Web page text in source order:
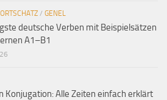
/ GENEL
deutsche Verben mit Beispielsätzen
A1–B1
Konjugation: Alle Zeiten einfach erklärt